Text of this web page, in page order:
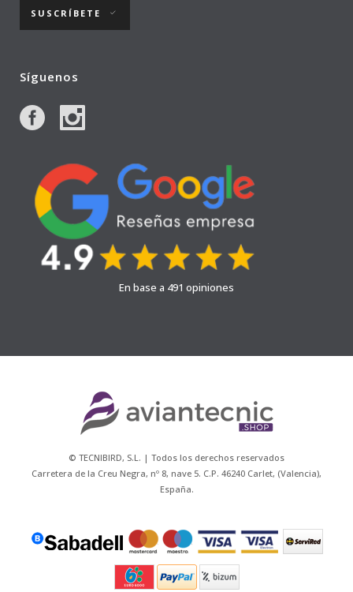
SUSCRÍBETE
Síguenos
En base a 491 opiniones
© TECNIBIRD, S.L. | Todos los derechos reservados
Carretera de la Creu Negra, nº 8, nave 5. C.P. 46240 Carlet, (Valencia),
España.